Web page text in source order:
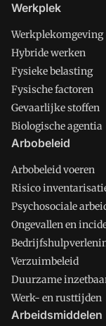
Werkplek
Werkplekomgeving
Hybride werken
Fysieke belasting
Fysische factoren
Gevaarlijke stoffen
Biologische agentia
Arbobeleid
Arbobeleid voeren
Risico
Psychosociale
Ongevallen en
Verzuimbeleid
Duurzame
Werk- en rusttijden
Arbeidsmiddelen